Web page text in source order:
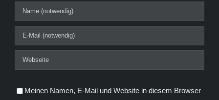
Meinen Namen, E-Mail und Website in diesem Browser